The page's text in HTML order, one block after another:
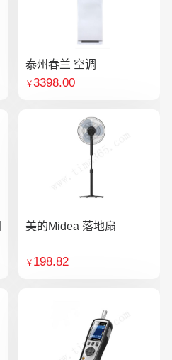
泰州春兰 空调
￥3398.00
美的Midea 落地扇
￥ 198.82